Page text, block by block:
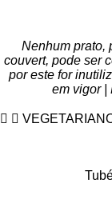
Nenhum prato,
couvert, pode ser
por este for
em vigor |